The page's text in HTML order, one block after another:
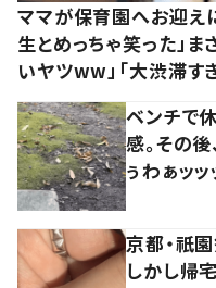
ママが保育園へお迎
生とめっちゃ笑った」
いヤツww」「大渋滞す
ベンチで
感。その
ぅわぁッッ
京都・祇
しかし帰